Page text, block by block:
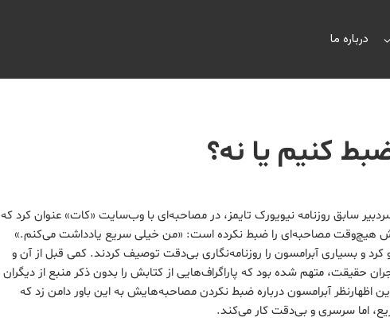
درباره ما
کنیم یا نه؟
آبرامسون»، سردبیر سابق روزنامه نیویورک تایمز، در مصاحبه‌ای با وب‌سایت «کات» عنوان کرد که
هیچ‌وقت مصاحبه‌ای را ضبط نکرده است: «من خیلی سریع یادداشت می‌کنم.»
کرد و بسیاری آبرامسون را روزنامه‌نگاری بی‌دقت توصیف کردند. کمی قبل از آن و
حقیقت، متهم شده بود که پاراگراف‌هایی از کتابش را بدون ذکر منبع از دیگران
اظهارنظر آبرامسون درباره ضبط نکردن مصاحبه‌هایش به این باور دامن زد که
اما سرسری و بی‌دقت کار می‌کند.